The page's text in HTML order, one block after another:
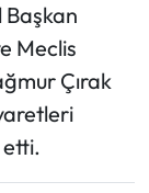
Başkan
Meclis
Çırak